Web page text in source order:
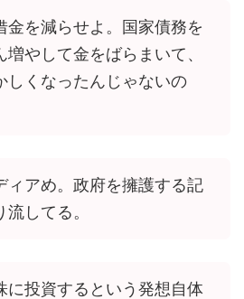
金を減らせよ。国家債務を
増やして金をばらまいて、
しくなったんじゃないの
ィアめ。政府を擁護する記
してる。
に投資するという発想自体